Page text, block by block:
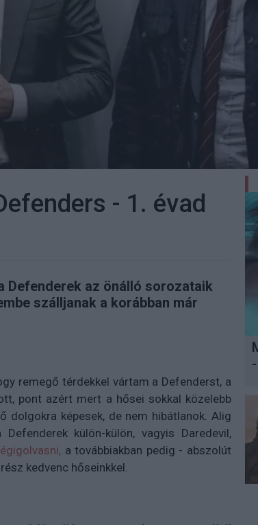
- 1. évad
Defenderek az önálló sorozataik
szálljanak a korábban már
remegő térdekkel vártam a Defenderst, a
pont azért mert a hősei sokkal közelebb
dolgokra képesek, de nem hibátlanok. Alig
külön-külön, vagyis Daredevil,
a továbbiakban pedig - abszolút
kedvenc hőseinkkel.